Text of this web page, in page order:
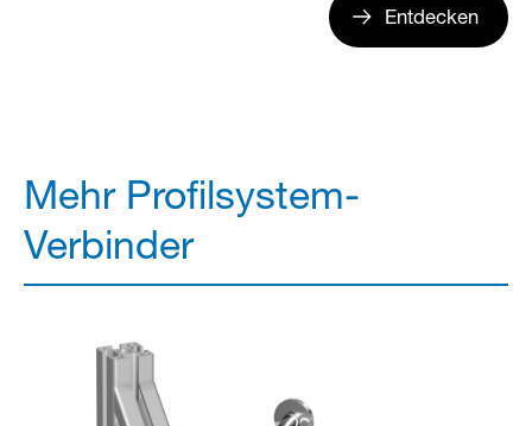
Entdecken
Mehr Profilsystem-
Verbinder